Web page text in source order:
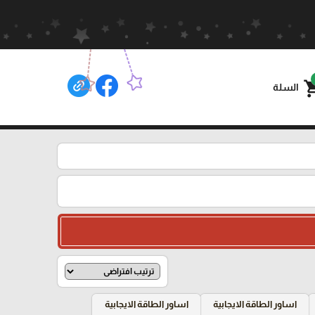
السلة
اساور الطاقة الايجابية اساور الطاقة الايجابية